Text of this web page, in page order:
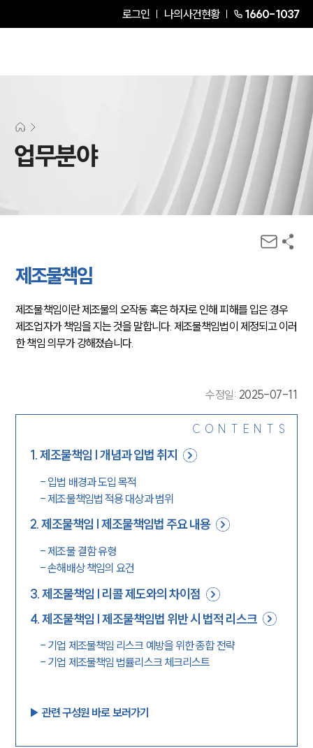
로그인 나의사건현황 1660-1037
업무분야
제조물책임
제조물책임이란 제조물의 오작동 혹은 하자로 인해 피해를 입은 경우
제조업자가 책임을 지는 것을 말합니다. 제조물책임법이 제정되고 이러
한 책임 의무가 강해졌습니다.
수정일: 2025-07-11
CONTENTS
1.제조물책임 | 개념과 입법 취지
- 입법 배경과 도입 목적
- 제조물책임법 적용 대상과 범위
2.제조물책임 | 제조물책임법 주요 내용
- 제조물 결함 유형
-손해배상 책임의 요건
3.제조물책임 | 리콜 제도와의 차이점
4.제조물책임 | 제조물책임법 위반 시 법적 리스크
- 기업 제조물책임 리스크 예방을 위한 종합 전략
- 기업 제조물책임 법률리스크 체크리스트
▶︎ 관련 구성원 바로 보러가기